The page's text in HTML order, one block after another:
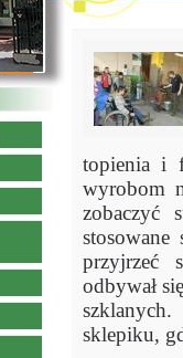
topienia i
wyrobom
zobaczyć
przyjrzeć
odbywał
sklepiku,